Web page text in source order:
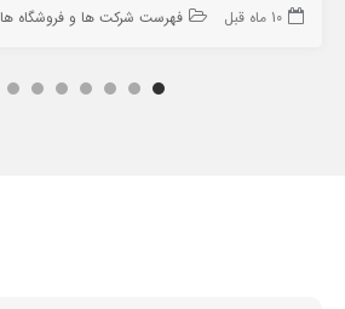
10 ماه قبل فهرست شرکت ها و فروشگاه ها